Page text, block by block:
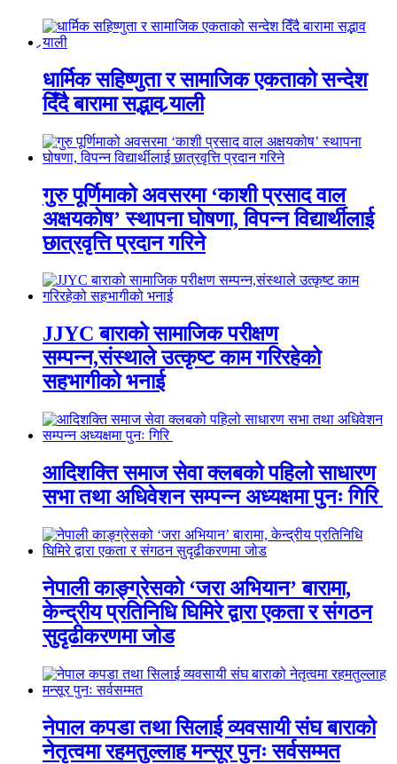
धार्मिक सहिष्णुता र सामाजिक एकताको सन्देश
दिँदै बारामा सद्भाव र्‍याली
गुरु पूर्णिमाको अवसरमा ‘काशी प्रसाद वाल
अक्षयकोष’ स्थापना घोषणा, विपन्न विद्यार्थीलाई
छात्रवृत्ति प्रदान गरिने
JJYC बाराको सामाजिक परीक्षण
सम्पन्न,संस्थाले उत्कृष्ट काम गरिरहेको
सहभागीको भनाई
आदिशक्ति समाज सेवा क्लबको पहिलो साधारण
सभा तथा अधिवेशन सम्पन्न अध्यक्षमा पुनः गिरि
नेपाली काङ्ग्रेसको ‘जरा अभियान’ बारामा,
केन्द्रीय प्रतिनिधि घिमिरे द्वारा एकता र संगठन
सुदृढीकरणमा जोड
नेपाल कपडा तथा सिलाई व्यवसायी संघ बाराको
नेतृत्वमा रहमतुल्लाह मन्सूर पुनः सर्वसम्मत